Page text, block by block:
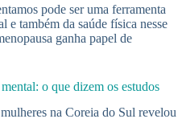
pode ser uma ferramenta
e também da saúde física nesse
ganha papel de
o que dizem os estudos
na Coreia do Sul revelou